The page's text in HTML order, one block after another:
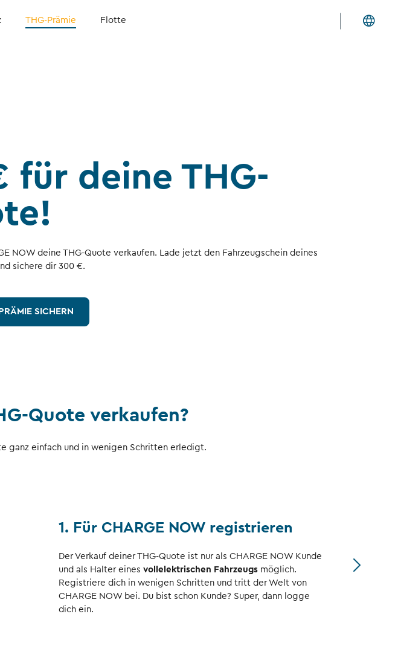
THG-Prämie Flotte
für deine THG-
NOW deine THG-Quote verkaufen. Lade jetzt den Fahrzeugschein deines
sichere dir 300 €.
SICHERN
Quote verkaufen?
ganz einfach und in wenigen Schritten erledigt.
1. Für CHARGE NOW registrieren
Der Verkauf deiner THG-Quote ist nur als CHARGE NOW Kunde
und als Halter eines vollelektrischen Fahrzeugs möglich.
Registriere dich in wenigen Schritten und tritt der Welt von
CHARGE NOW bei. Du bist schon Kunde? Super, dann logge
dich ein.